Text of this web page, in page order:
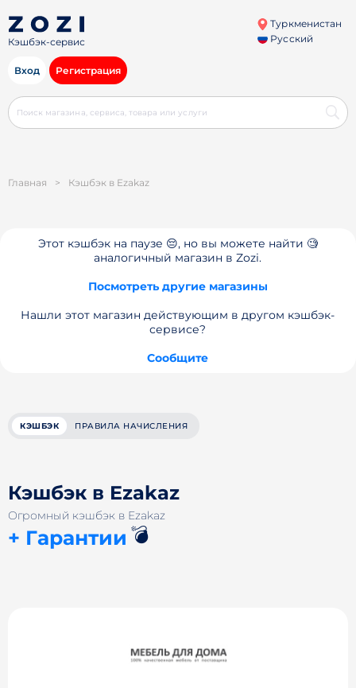
Кэшбэк-сервис
Туркменистан
Русский
Вход Регистрация
Главная > Кэшбэк в Ezakaz
Этот кэшбэк на паузе 😔, но вы можете найти 🧐
аналогичный магазин в Zozi.
Посмотреть другие магазины
Нашли этот магазин действующим в другом кэшбэк-
сервисе?
Сообщите
КЭШБЭК ПРАВИЛА НАЧИСЛЕНИЯ
Кэшбэк в Ezakaz
Огромный кэшбэк в Ezakaz
+ Гарантии 💣